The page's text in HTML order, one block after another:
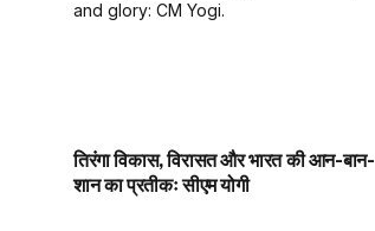
तिरंगा विकास, विरासत और भारत की आन-बान-
शान का प्रतीकः सीएम योगी